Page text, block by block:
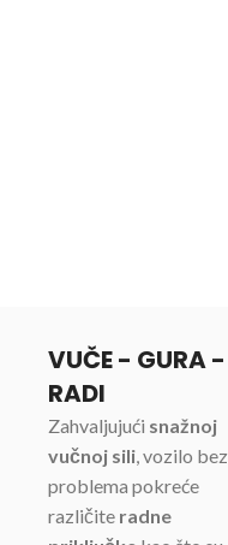
VUČE - GURA -
RADI
Zahvaljujući snažnoj
vučnoj sili , vozilo bez
problema pokreće
različite radne